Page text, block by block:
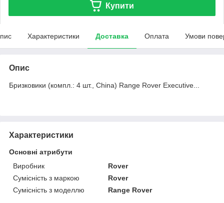
Купити
Характеристики Доставка Оплата Умови
Опис
Бризковики (компл.: 4 шт., China) Range Rover Executive...
Характеристики
Основні атрибути
Виробник
Rover
Сумісність з маркою
Rover
Сумісність з моделлю
Range Rover